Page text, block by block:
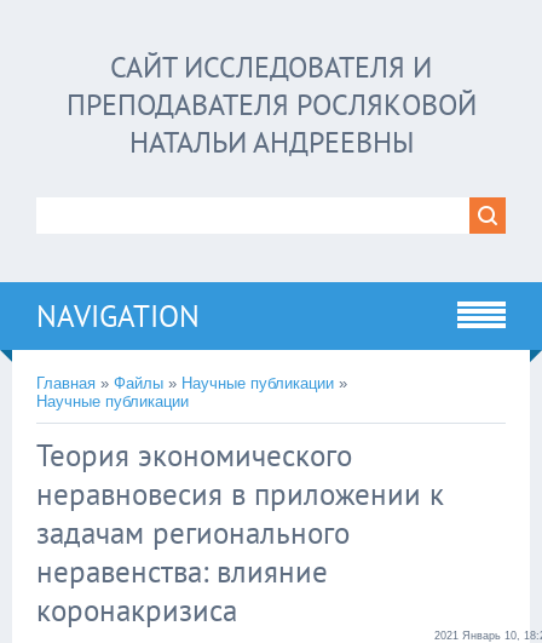
САЙТ ИССЛЕДОВАТЕЛЯ И
ПРЕПОДАВАТЕЛЯ РОСЛЯКОВОЙ
НАТАЛЬИ АНДРЕЕВНЫ
NAVIGATION
Главная » Файлы » Научные публикации »
Научные публикации
Теория экономического
неравновесия в приложении к
задачам регионального
неравенства: влияние
коронакризиса
2021 Январь 10,